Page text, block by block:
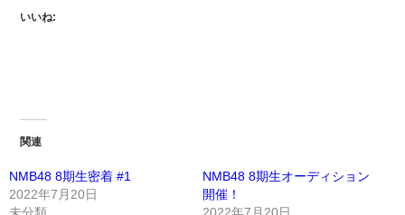
いいね:
関連
NMB48 8期生密着 #1
2022年7月20日
未分類
NMB48 8期生オーディション
開催！
2022年7月20日